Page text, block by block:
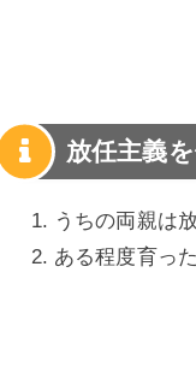
放任主義
うちの両親は
ある程度育っ